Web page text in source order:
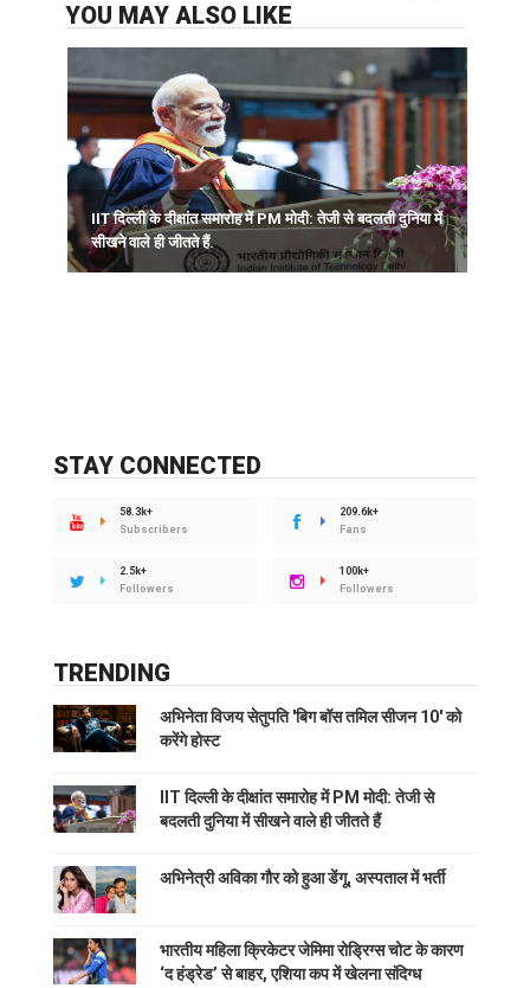
YOU MAY ALSO LIKE
IIT दिल्ली के दीक्षांत समारोह में PM मोदी: तेजी से बदलती दुनिया में
सीखने वाले ही जीतते हैं.
STAY CONNECTED
58.3k+
Subscribers
209.6k+
Fans
2.5k+
Followers
100k+
Followers
TRENDING
अभिनेता विजय सेतुपति 'बिग बॉस तमिल सीजन 10' को
करेंगे होस्ट
IIT दिल्ली के दीक्षांत समारोह में PM मोदी: तेजी से
बदलती दुनिया में सीखने वाले ही जीतते हैं
अभिनेत्री अविका गौर को हुआ डेंगू, अस्पताल में भर्ती
भारतीय महिला क्रिकेटर जेमिमा रोड्रिग्स चोट के कारण
‘द हंड्रेड’ से बाहर, एशिया कप में खेलना संदिग्ध